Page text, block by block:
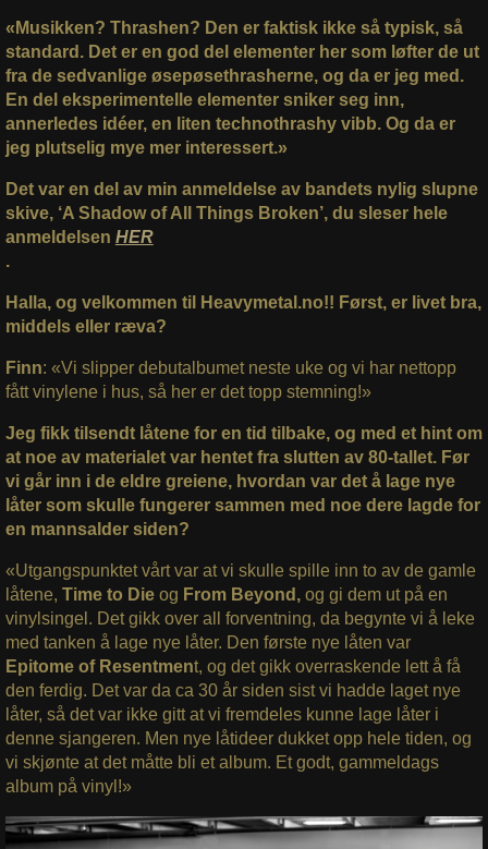
«Musikken? Thrashen? Den er faktisk ikke så typisk, så
standard. Det er en god del elementer her som løfter de ut
fra de sedvanlige øsepøsethrasherne, og da er jeg med.
En del eksperimentelle elementer sniker seg inn,
annerledes idéer, en liten technothrashy vibb. Og da er
jeg plutselig mye mer interessert.»
Det var en del av min anmeldelse av bandets nylig slupne
skive, ‘A Shadow of All Things Broken’, du sleser hele
anmeldelsen HER
.
Halla, og velkommen til Heavymetal.no!! Først, er livet bra,
middels eller ræva?
Finn: «Vi slipper debutalbumet neste uke og vi har nettopp
fått vinylene i hus, så her er det topp stemning!»
Jeg fikk tilsendt låtene for en tid tilbake, og med et hint om
at noe av materialet var hentet fra slutten av 80-tallet. Før
vi går inn i de eldre greiene, hvordan var det å lage nye
låter som skulle fungerer sammen med noe dere lagde for
en mannsalder siden?
«Utgangspunktet vårt var at vi skulle spille inn to av de gamle
låtene, Time to Die og From Beyond,og gi dem ut på en
vinylsingel. Det gikk over all forventning, da begynte vi å leke
med tanken å lage nye låter. Den første nye låten var
Epitome of Resentment, og det gikk overraskende lett å få
den ferdig. Det var da ca 30 år siden sist vi hadde laget nye
låter, så det var ikke gitt at vi fremdeles kunne lage låter i
denne sjangeren. Men nye låtideer dukket opp hele tiden, og
vi skjønte at det måtte bli et album. Et godt, gammeldags
album på vinyl!»